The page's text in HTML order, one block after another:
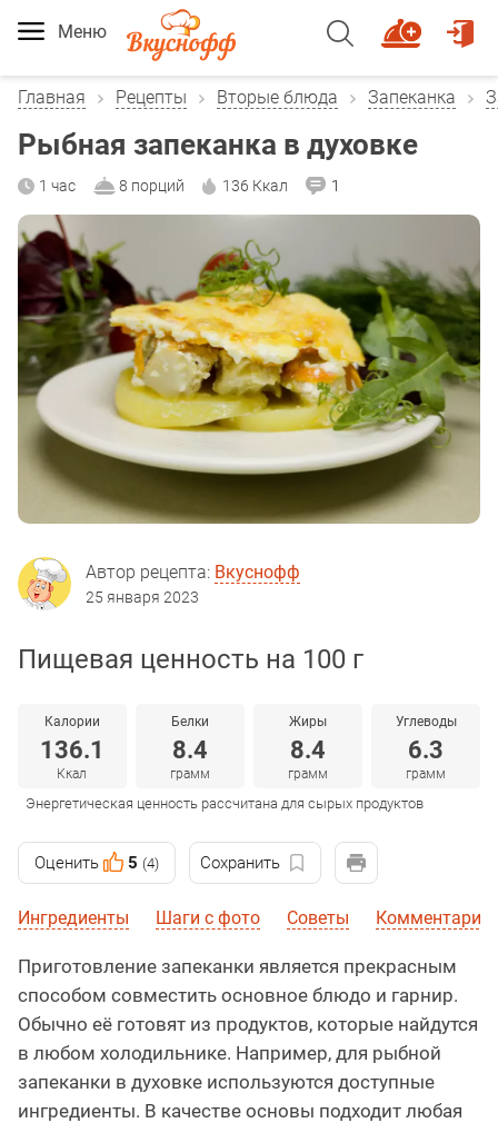
Меню
Главная Рецепты Вторые блюда Запеканка
Рыбная запеканка в духовке
1 час 8 порций 136 Ккал 1
Автор рецепта: Вкуснофф
25 января 2023
Пищевая ценность на 100 г
Калории
136.1
Ккал
Белки
8.4
грамм
Жиры
8.4
грамм
Углеводы
6.3
грамм
Энергетическая ценность рассчитана для сырых продуктов
Оценить 5 (4) Сохранить
Ингредиенты Шаги с фото Советы Комментарии
Приготовление запеканки является прекрасным
способом совместить основное блюдо и гарнир.
Обычно её готовят из продуктов, которые найдутся
в любом холодильнике. Например, для рыбной
запеканки в духовке используются доступные
ингредиенты. В качестве основы подходит любая